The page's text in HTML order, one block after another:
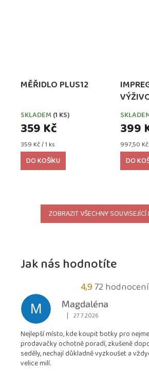
MĚŘIDLO PLUS12
SKLADEM (1 KS)
359 Kč
Měrná
cena:
359 Kč / 1 ks
DO KOŠÍKU
399
Měrná
cena:
997,50
DO
ZOBRAZIT VŠECHNY
Jak nás hodnotíte
4,9Průměrné
hodnocení
obchodu
4,9
z
72 hodnocení
M
Magdaléna
Hodnocení obchodu je 5 z 5
| 27.7.2026
Nejlepší místo, kde koupit botky pro
prodavačky ochotně poradí, zkušeně
seděly, nechají důkladně vyzkoušet a
velice milí.